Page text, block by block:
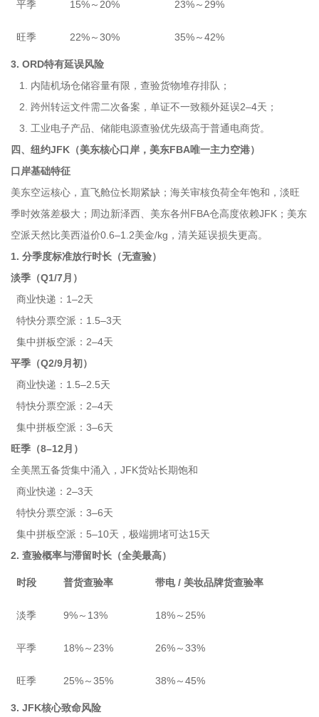
平季 15%～20% 23%～29%
旺季 22%～30% 35%～42%
3. ORD特有延误风险
1. 内陆机场仓储容量有限，查验货物堆存排队；
2. 跨州转运文件需二次备案，单证不一致额外延误2–4天；
3. 工业电子产品、储能电源查验优先级高于普通电商货。
四、纽约JFK（美东核心口岸，美东FBA唯一主力空港）
口岸基础特征
美东空运核心，直飞舱位长期紧缺；海关审核负荷全年饱和，淡旺
季时效落差极大；周边新泽西、美东各州FBA仓高度依赖JFK；美东
空派天然比美西溢价0.6–1.2美金/kg，清关延误损失更高。
1. 分季度标准放行时长（无查验）
淡季（Q1/7月）
商业快递：1–2天
特快分票空派：1.5–3天
集中拼板空派：2–4天
平季（Q2/9月初）
商业快递：1.5–2.5天
特快分票空派：2–4天
集中拼板空派：3–6天
旺季（8–12月）
全美黑五备货集中涌入，JFK货站长期饱和
商业快递：2–3天
特快分票空派：3–6天
集中拼板空派：5–10天，极端拥堵可达15天
2. 查验概率与滞留时长（全美最高）
时段 普货查验率 带电 / 美妆品牌货查验率
淡季 9%～13% 18%～25%
平季 18%～23% 26%～33%
旺季 25%～35% 38%～45%
3. JFK核心致命风险